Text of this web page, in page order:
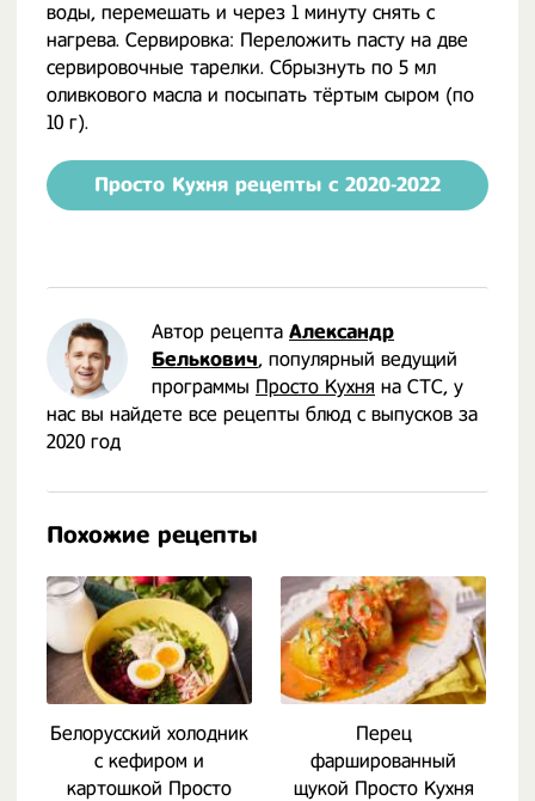
воды, перемешать и через 1 минуту снять с
нагрева. Сервировка: Переложить пасту на две
сервировочные тарелки. Сбрызнуть по 5 мл
оливкового масла и посыпать тёртым сыром (по
10 г).
Просто Кухня рецепты с 2020-2022
Автор рецепта Александр
Белькович, популярный ведущий
программы Просто Кухня на СТС, у
нас вы найдете все рецепты блюд с выпусков за
2020 год
Похожие рецепты
Белорусский холодник
с кефиром и
картошкой Просто
Перец
фаршированный
щукой Просто Кухня